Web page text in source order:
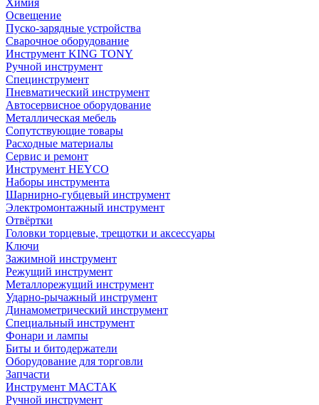
Химия
Освещение
Пуско-зарядные устройства
Сварочное оборудование
Инструмент KING TONY
Ручной инструмент
Специнструмент
Пневматический инструмент
Автосервисное оборудование
Металлическая мебель
Сопутствующие товары
Расходные материалы
Сервис и ремонт
Инструмент HEYCO
Наборы инструмента
Шарнирно-губцевый инструмент
Электромонтажный инструмент
Отвёртки
Головки торцевые, трещотки и аксессуары
Ключи
Зажимной инструмент
Режущий инструмент
Металлорежущий инструмент
Ударно-рычажный инструмент
Динамометрический инструмент
Специальный инструмент
Фонари и лампы
Биты и битодержатели
Оборудование для торговли
Запчасти
Инструмент МАСТАК
Ручной инструмент